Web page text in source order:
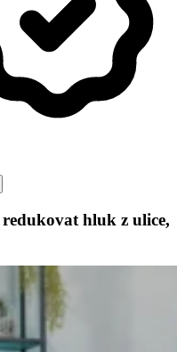
hluk z ulice,